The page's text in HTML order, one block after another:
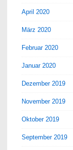
April 2020
März 2020
Februar 2020
Januar 2020
Dezember 2019
November 2019
Oktober 2019
September 2019